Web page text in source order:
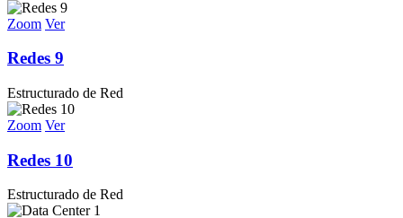
Zoom Ver
Redes 9
Estructurado de Red
Zoom Ver
Redes 10
Estructurado de Red